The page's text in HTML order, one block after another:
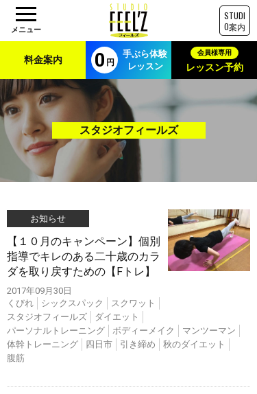
STUDI
O案内
料金案内
手ぶら体験
レッスン
レッスン予約
スタジオフィールズ
お知らせ
【１０月のキャンペーン】個別
指導でキレのある二十歳のカラ
ダを取り戻すための【Fトレ】
2017年09月30日
くびれ
シックスパック
スクワット
スタジオフィールズ
ダイエット
パーソナルトレーニング
ボディーメイク
マンツーマン
体幹トレーニング
四日市 引き締め
秋のダイエット
腹筋